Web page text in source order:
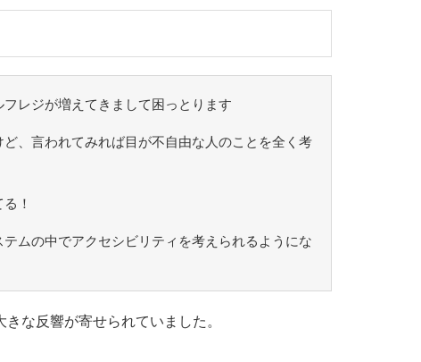
レジが増えてきまして困っとります
、言われてみれば目が不自由な人のことを全く考
！
ムの中でアクセシビリティを考えられるようにな
な反響が寄せられていました。